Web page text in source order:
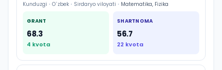
Kunduzgi • O`zbek • Sirdaryo viloyati • Matematika, Fizika
GRANT
68.3
4 kvota
SHARTNOMA
56.7
22 kvota